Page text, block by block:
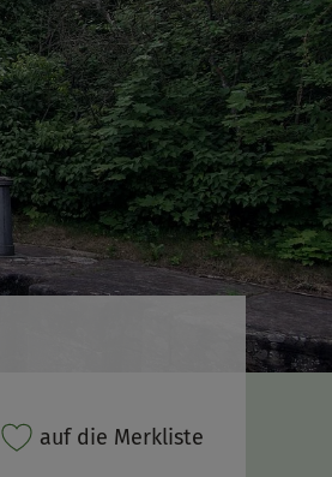
auf die Merkliste